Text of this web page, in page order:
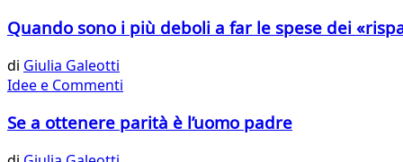
Quando sono i più deboli a far le spese dei
di Giulia Galeotti
Idee e Commenti
Se a ottenere parità è l’uomo padre